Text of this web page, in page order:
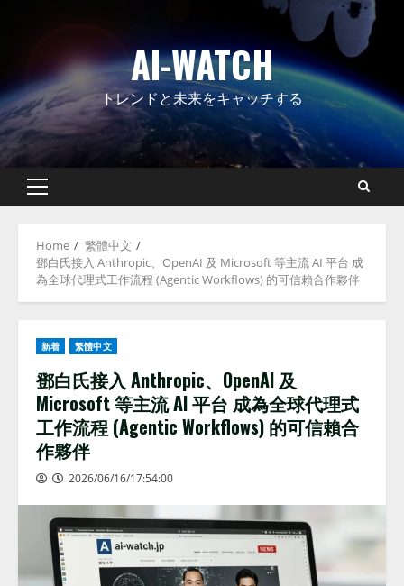
AI-WATCH
トレンドと未来をキャッチする
Primary
Home
繁體中文
鄧白氏接入 Anthropic、OpenAI 及 Microsoft 等主流 AI 平台 成
為全球代理式工作流程 (Agentic Workflows) 的可信賴合作夥伴
新着 繁體中文
鄧白氏接入 Anthropic、OpenAI 及
Microsoft 等主流 AI 平台 成為全球代理式
工作流程 (Agentic Workflows) 的可信賴合
作夥伴
2026/06/16/17:54:00